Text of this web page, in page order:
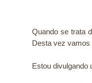
Quando se trata
Desta vez vamos
Estou divulgando